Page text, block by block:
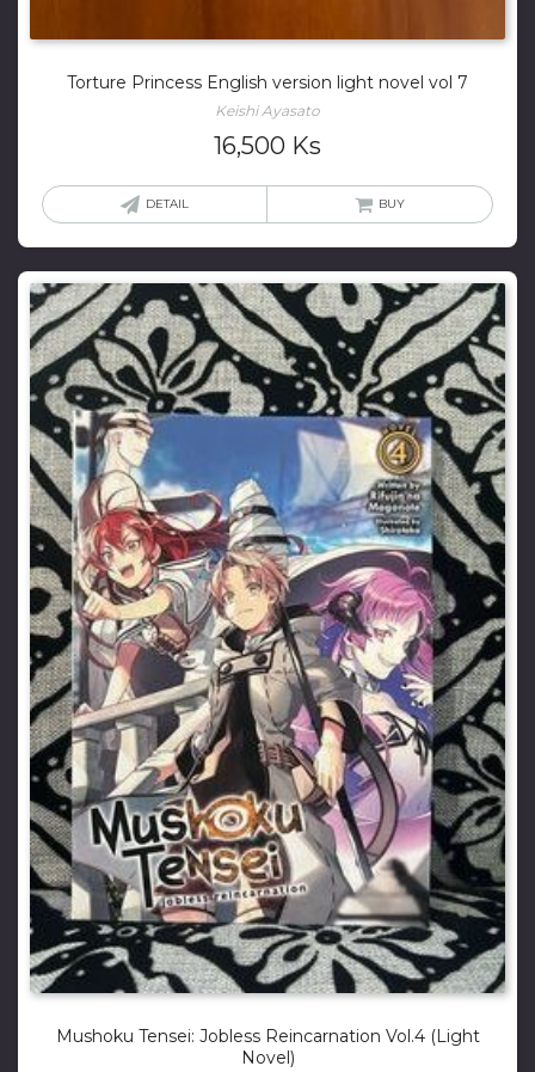
Torture Princess English version light novel vol 7
Keishi Ayasato
16,500 Ks
DETAIL BUY
Mushoku Tensei: Jobless Reincarnation Vol.4 (Light
Novel)